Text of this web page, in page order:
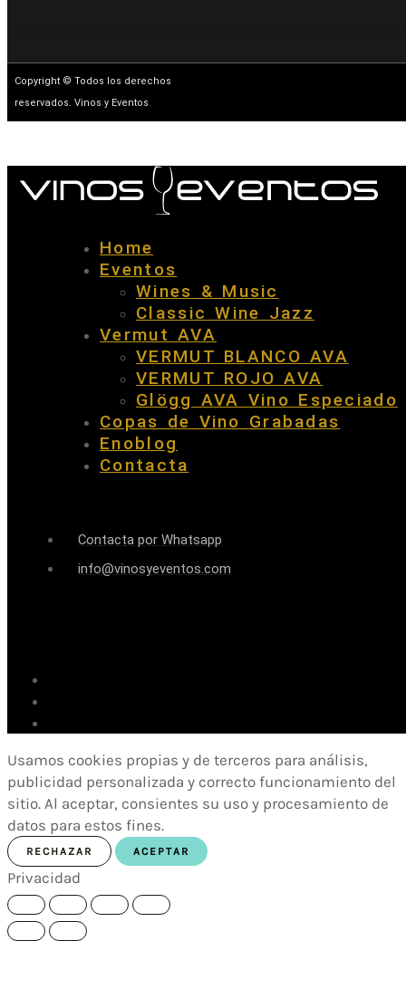
Copyright © Todos los derechos
reservados. Vinos y Eventos
Home
Eventos
Wines & Music
Classic Wine Jazz
Vermut AVA
VERMUT BLANCO AVA
VERMUT ROJO AVA
Glögg AVA Vino Especiado
Copas de Vino Grabadas
Enoblog
Contacta
Contacta por Whatsapp
info@vinosyeventos.com
Usamos cookies propias y de terceros para análisis,
publicidad personalizada y correcto funcionamiento del
sitio. Al aceptar, consientes su uso y procesamiento de
datos para estos fines.
RECHAZAR ACEPTAR
Privacidad